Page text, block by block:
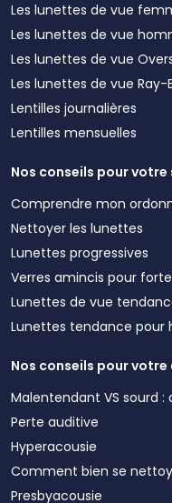
Les lunettes de vue
Les lunettes de vue
Les lunettes de vue
Les lunettes de vue Ray-
Lentilles journalières
Lentilles mensuelles
Nos conseils pour
Comprendre mon
Nettoyer les lunettes
Lunettes progressives
Verres amincis pour
Lunettes de vue
Lunettes tendance pour
Nos conseils pour
Malentendant VS sourd
Perte auditive
Hyperacousie
Comment bien se
Presbyacousie